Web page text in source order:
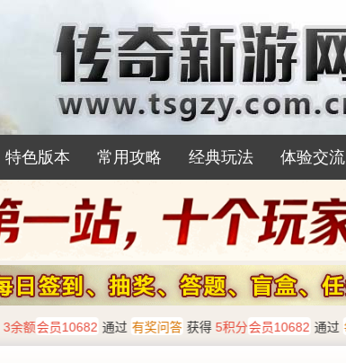
特色版本 常用攻略 经典玩法 体验交流